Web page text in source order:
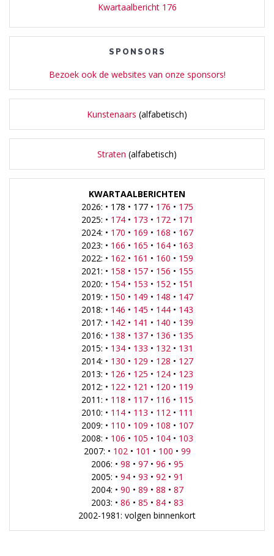
Kwartaalbericht 176
SPONSORS
Bezoek ook de websites van onze sponsors!
Kunstenaars (alfabetisch)
Straten (alfabetisch)
KWARTAALBERICHTEN
2026: • 178 • 177 • 176 • 175
2025: • 174• 173 • 172• 171
2024: • 170 • 169 • 168 • 167
2023: • 166 • 165 • 164• 163
2022: • 162• 161 • 160 • 159
2021: • 158 • 157• 156 • 155
2020: • 154• 153 • 152• 151
2019: • 150 • 149 • 148 • 147
2018: • 146 • 145 • 144• 143
2017: • 142• 141 • 140 • 139
2016: • 138 • 137• 136 • 135
2015: • 134• 133 • 132• 131
2014: • 130 • 129 • 128 • 127
2013: • 126 • 125 • 124• 123
2012: • 122• 121 • 120 • 119
2011: • 118 • 117• 116 • 115
2010: • 114• 113 • 112• 111
2009: • 110 • 109 • 108 • 107
2008: • 106 • 105 • 104• 103
2007: • 102• 101 • 100 • 99
2006: • 98 • 97• 96 • 95
2005: • 94• 93 • 92• 91
2004: • 90 • 89 • 88 • 87
2003: • 86 • 85 • 84• 83
2002-1981: volgen binnenkort